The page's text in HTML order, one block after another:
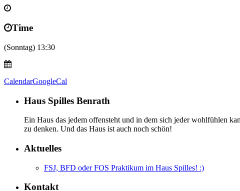
Time
(Sonntag) 13:30
CalendarGoogleCal
Haus Spilles Benrath
Ein Haus das jedem offensteht und in dem sich jeder wohlfühlen
zu denken. Und das Haus ist auch noch schön!
Aktuelles
FSJ, BFD oder FOS Praktikum im Haus Spilles! :)
Kontakt